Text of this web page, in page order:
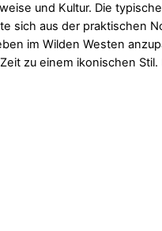
und Kultur. Die
sich aus der praktischen
im Wilden Westen
zu einem ikonischen Stil.